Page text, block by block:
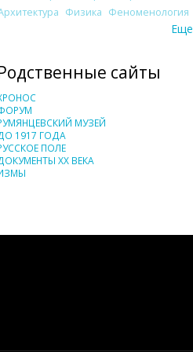
Физика Феноменология
Еще
сайты
МУЗЕЙ
1917 ГОДА
ПОЛЕ
XX ВЕКА